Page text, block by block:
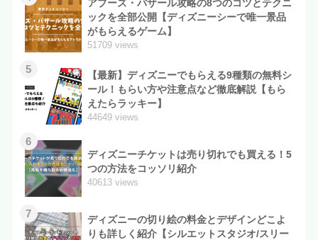
アブーズ・バザール攻略の8つのコツとテクニ
ックを全部公開【ディズニーシーで唯一景品
がもらえるゲーム】
51709 views
5
【最新】ディズニーでもらえる9種類の無料シ
ール！もらい方や注意点など徹底解説【もら
えたらラッキー】
44649 views
6
ディズニーチケットは売り切れでも買える！5
つの方法をコッソリ紹介
40613 views
7
ディズニーの切り絵の料金とデザインどこよ
りも詳しく紹介【シルエットスタジオ/スリー